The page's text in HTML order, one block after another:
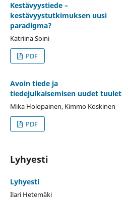
Kestävyystiede –
kestävyystutkimuksen uusi
paradigma?
Katriina Soini
PDF
Avoin tiede ja
tiedejulkaisemisen uudet tuulet
Mika Holopainen, Kimmo Koskinen
PDF
Lyhyesti
Lyhyesti
Ilari Hetemäki